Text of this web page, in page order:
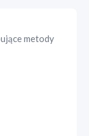
metody